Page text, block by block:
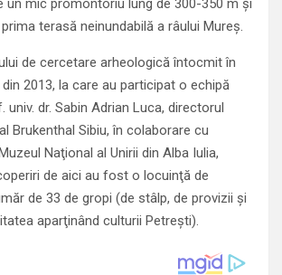
un mic promontoriu lung de 300-350 m şi
terasă neinundabilă a râului Mureş.
de cercetare arheologică întocmit în
2013, la care au participat o echipă
univ. dr. Sabin Adrian Luca, directorul
Brukenthal Sibiu, în colaborare cu
Naţional al Unirii din Alba Iulia,
de aici au fost o locuinţă de
de 33 de gropi (de stâlp, de provizii şi
aparţinând culturii Petreşti).